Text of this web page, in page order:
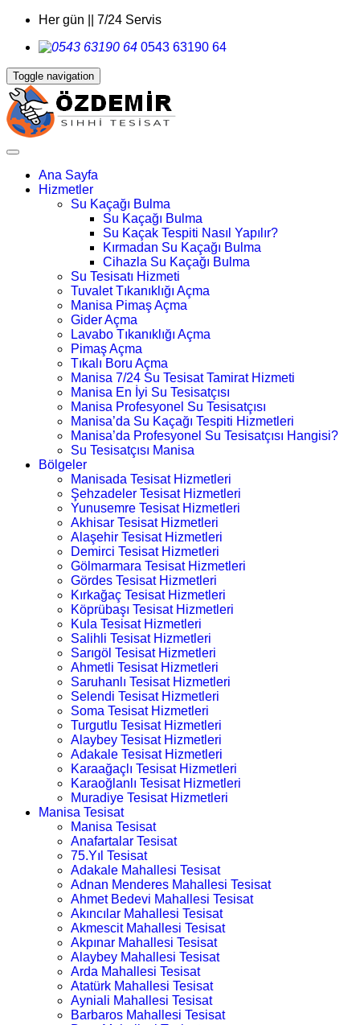
Her gün || 7/24 Servis
0543 63190 64
Toggle navigation
Ana Sayfa
Hizmetler
Su Kaçağı Bulma
Su Kaçağı Bulma
Su Kaçak Tespiti Nasıl Yapılır?
Kırmadan Su Kaçağı Bulma
Cihazla Su Kaçağı Bulma
Su Tesisatı Hizmeti
Tuvalet Tıkanıklığı Açma
Manisa Pimaş Açma
Gider Açma
Lavabo Tıkanıklığı Açma
Pimaş Açma
Tıkalı Boru Açma
Manisa 7/24 Su Tesisat Tamirat Hizmeti
Manisa En İyi Su Tesisatçısı
Manisa Profesyonel Su Tesisatçısı
Manisa’da Su Kaçağı Tespiti Hizmetleri
Manisa’da Profesyonel Su Tesisatçısı Hangisi?
Su Tesisatçısı Manisa
Bölgeler
Manisada Tesisat Hizmetleri
Şehzadeler Tesisat Hizmetleri
Yunusemre Tesisat Hizmetleri
Akhisar Tesisat Hizmetleri
Alaşehir Tesisat Hizmetleri
Demirci Tesisat Hizmetleri
Gölmarmara Tesisat Hizmetleri
Gördes Tesisat Hizmetleri
Kırkağaç Tesisat Hizmetleri
Köprübaşı Tesisat Hizmetleri
Kula Tesisat Hizmetleri
Salihli Tesisat Hizmetleri
Sarıgöl Tesisat Hizmetleri
Ahmetli Tesisat Hizmetleri
Saruhanlı Tesisat Hizmetleri
Selendi Tesisat Hizmetleri
Soma Tesisat Hizmetleri
Turgutlu Tesisat Hizmetleri
Alaybey Tesisat Hizmetleri
Adakale Tesisat Hizmetleri
Karaağaçlı Tesisat Hizmetleri
Karaoğlanlı Tesisat Hizmetleri
Muradiye Tesisat Hizmetleri
Manisa Tesisat
Manisa Tesisat
Anafartalar Tesisat
75.Yıl Tesisat
Adakale Mahallesi Tesisat
Adnan Menderes Mahallesi Tesisat
Ahmet Bedevi Mahallesi Tesisat
Akıncılar Mahallesi Tesisat
Akmescit Mahallesi Tesisat
Akpınar Mahallesi Tesisat
Alaybey Mahallesi Tesisat
Arda Mahallesi Tesisat
Atatürk Mahallesi Tesisat
Ayniali Mahallesi Tesisat
Barbaros Mahallesi Tesisat